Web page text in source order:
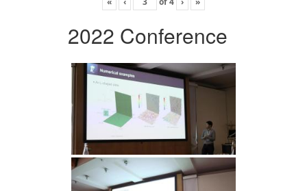
2022 Conference